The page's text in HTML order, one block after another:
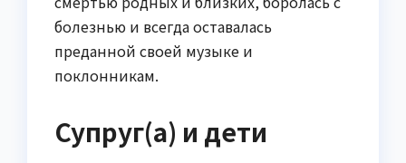
болезнью и всегда оставалась
преданной своей музыке и
поклонникам.
Супруг(а) и дети